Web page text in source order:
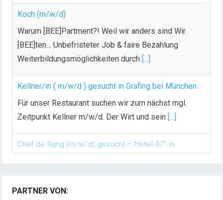
Koch (m/w/d)
Warum [BEE]Partment?! Weil wir anders sind Wir
[BEE]ten… Unbefristeter Job & faire Bezahlung
Weiterbildungsmöglichkeiten durch [...]
Kellner/in ( m/w/d ) gesucht in Grafing bei München
Für unser Restaurant suchen wir zum nächst mgl.
Zeitpunkt Kellner m/w/d. Der Wirt und sein [...]
Chef de Rang (m/w/d) gesucht – Hotel 47° in
Konstanz
(m/w/d) Du bist Gastgeber aus Leidenschaft und
Automagazin